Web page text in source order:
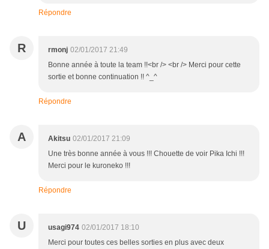
Répondre
R rmonj 02/01/2017 21:49
Bonne année à toute la team !!<br /> <br /> Merci pour cette
sortie et bonne continuation !! ^_^
Répondre
A Akitsu 02/01/2017 21:09
Une très bonne année à vous !!! Chouette de voir Pika Ichi !!!
Merci pour le kuroneko !!!
Répondre
U usagi974 02/01/2017 18:10
Merci pour toutes ces belles sorties en plus avec deux